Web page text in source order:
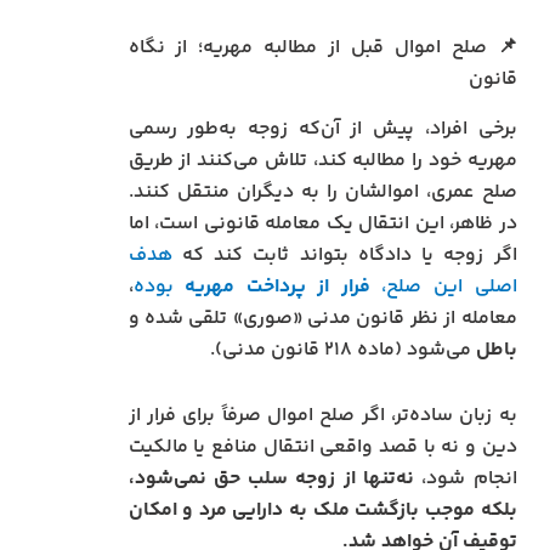
📌 صلح اموال قبل از مطالبه مهریه؛ از نگاه
قانون
برخی افراد، پیش از آن‌که زوجه به‌طور رسمی
مهریه خود را مطالبه کند، تلاش می‌کنند از طریق
صلح عمری، اموالشان را به دیگران منتقل کنند.
در ظاهر، این انتقال یک معامله قانونی است، اما
اگر زوجه یا دادگاه بتواند ثابت کند کههدف
اصلی این صلح، فرار از پرداخت مهریه بوده،
معامله از نظر قانون مدنی «صوری» تلقی شده و
باطل می‌شود (ماده ۲۱۸ قانون مدنی).
به زبان ساده‌تر، اگر صلح اموال صرفاً برای فرار از
دین و نه با قصد واقعی انتقال منافع یا مالکیت
انجام شود، نه‌تنها از زوجه سلب حق نمی‌شود،
بلکه موجب بازگشت ملک به دارایی مرد و امکان
توقیف آن خواهد شد.